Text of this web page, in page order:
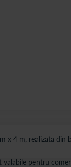
x 4 m, realizata
pentru